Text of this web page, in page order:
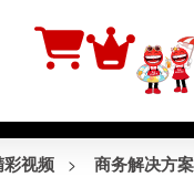
彩视频 > 商务解决方案